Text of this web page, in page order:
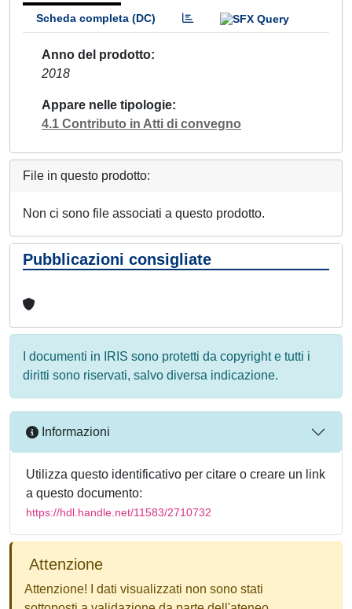
Scheda completa (DC)
Anno del prodotto
2018
Appare nelle tipologie
4.1 Contributo in Atti di convegno
File in questo prodotto:
Non ci sono file associati a questo prodotto.
Pubblicazioni consigliate
I documenti in IRIS sono protetti da copyright e tutti i
diritti sono riservati, salvo diversa indicazione.
Informazioni
Utilizza questo identificativo per citare o creare un link
a questo documento:
https://hdl.handle.net/11583/2710732
Attenzione
Attenzione! I dati visualizzati non sono stati